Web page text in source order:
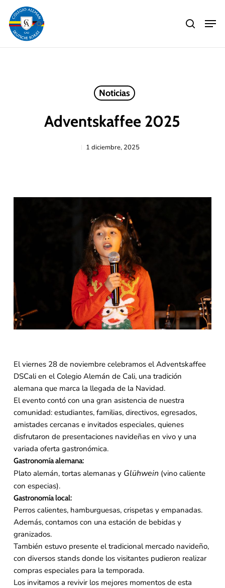
main
content
search
Noticias
Adventskaffee 2025
1 diciembre, 2025
El viernes 28 de noviembre celebramos el Adventskaffee
DSCali en el Colegio Alemán de Cali, una tradición
alemana que marca la llegada de la Navidad.
El evento contó con una gran asistencia de nuestra
comunidad: estudiantes, familias, directivos, egresados,
amistades cercanas e invitados especiales, quienes
disfrutaron de presentaciones navideñas en vivo y una
variada oferta gastronómica.
Gastronomía alemana:
Plato alemán, tortas alemanas y Glühwein (vino caliente
con especias).
Gastronomía local:
Perros calientes, hamburguesas, crispetas y empanadas.
Además, contamos con una estación de bebidas y
granizados.
También estuvo presente el tradicional mercado navideño,
con diversos stands donde los visitantes pudieron realizar
compras especiales para la temporada.
Los invitamos a revivir los mejores momentos de esta